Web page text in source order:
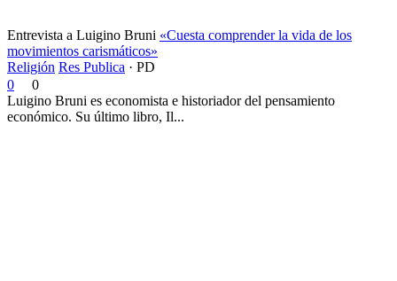
Entrevista a Luigino Bruni «Cuesta comprender la vida de los
movimientos carismáticos»
Religión Res Publica · PD
0
0
Luigino Bruni es economista e historiador del pensamiento
económico. Su último libro, Il...